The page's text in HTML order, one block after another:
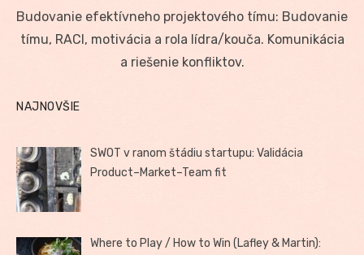
Budovanie efektívneho projektového tímu: Budovanie
tímu, RACI, motivácia a rola lídra/kouča. Komunikácia
a riešenie konfliktov.
NAJNOVŠIE
SWOT v ranom štádiu startupu: Validácia
Product–Market–Team fit
Where to Play / How to Win (Lafley & Martin):